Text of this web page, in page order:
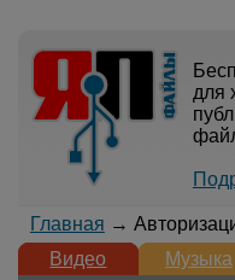
для
Главная →
Видео
Музыка